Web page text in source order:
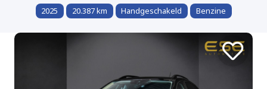
2025 20.387 km Handgeschakeld Benzine